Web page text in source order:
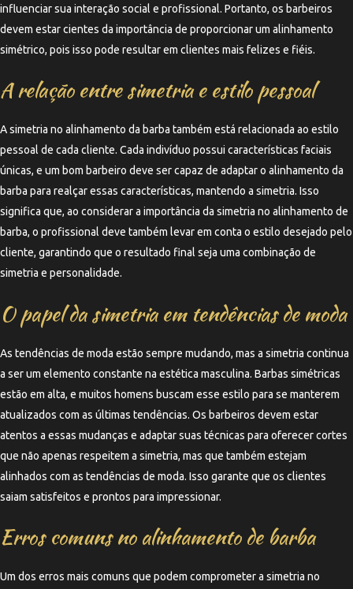
influenciar sua interação social e profissional. Portanto, os barbeiros
devem estar cientes da importância de proporcionar um alinhamento
simétrico, pois isso pode resultar em clientes mais felizes e fiéis.
A relação entre simetria e estilo pessoal
A simetria no alinhamento da barba também está relacionada ao estilo
pessoal de cada cliente. Cada indivíduo possui características faciais
únicas, e um bom barbeiro deve ser capaz de adaptar o alinhamento da
barba para realçar essas características, mantendo a simetria. Isso
significa que, ao considerar a importância da simetria no alinhamento de
barba, o profissional deve também levar em conta o estilo desejado pelo
cliente, garantindo que o resultado final seja uma combinação de
simetria e personalidade.
O papel da simetria em tendências de moda
As tendências de moda estão sempre mudando, mas a simetria continua
a ser um elemento constante na estética masculina. Barbas simétricas
estão em alta, e muitos homens buscam esse estilo para se manterem
atualizados com as últimas tendências. Os barbeiros devem estar
atentos a essas mudanças e adaptar suas técnicas para oferecer cortes
que não apenas respeitem a simetria, mas que também estejam
alinhados com as tendências de moda. Isso garante que os clientes
saiam satisfeitos e prontos para impressionar.
Erros comuns no alinhamento de barba
Um dos erros mais comuns que podem comprometer a simetria no